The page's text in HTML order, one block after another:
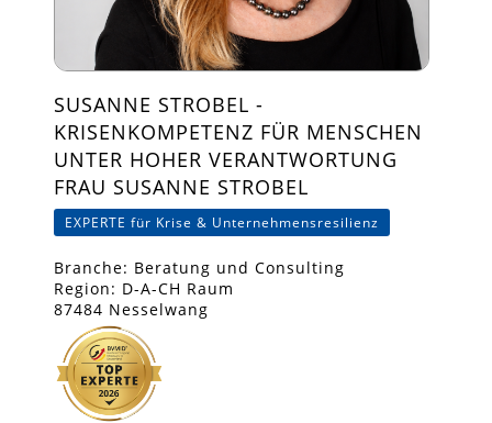
SUSANNE STROBEL -
KRISENKOMPETENZ FÜR MENSCHEN
UNTER HOHER VERANTWORTUNG
FRAU SUSANNE STROBEL
EXPERTE für Krise & Unternehmensresilienz
Branche: Beratung und Consulting
Region: D-A-CH Raum
87484 Nesselwang